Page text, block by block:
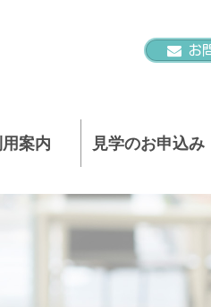
お
案内 見学のお申込